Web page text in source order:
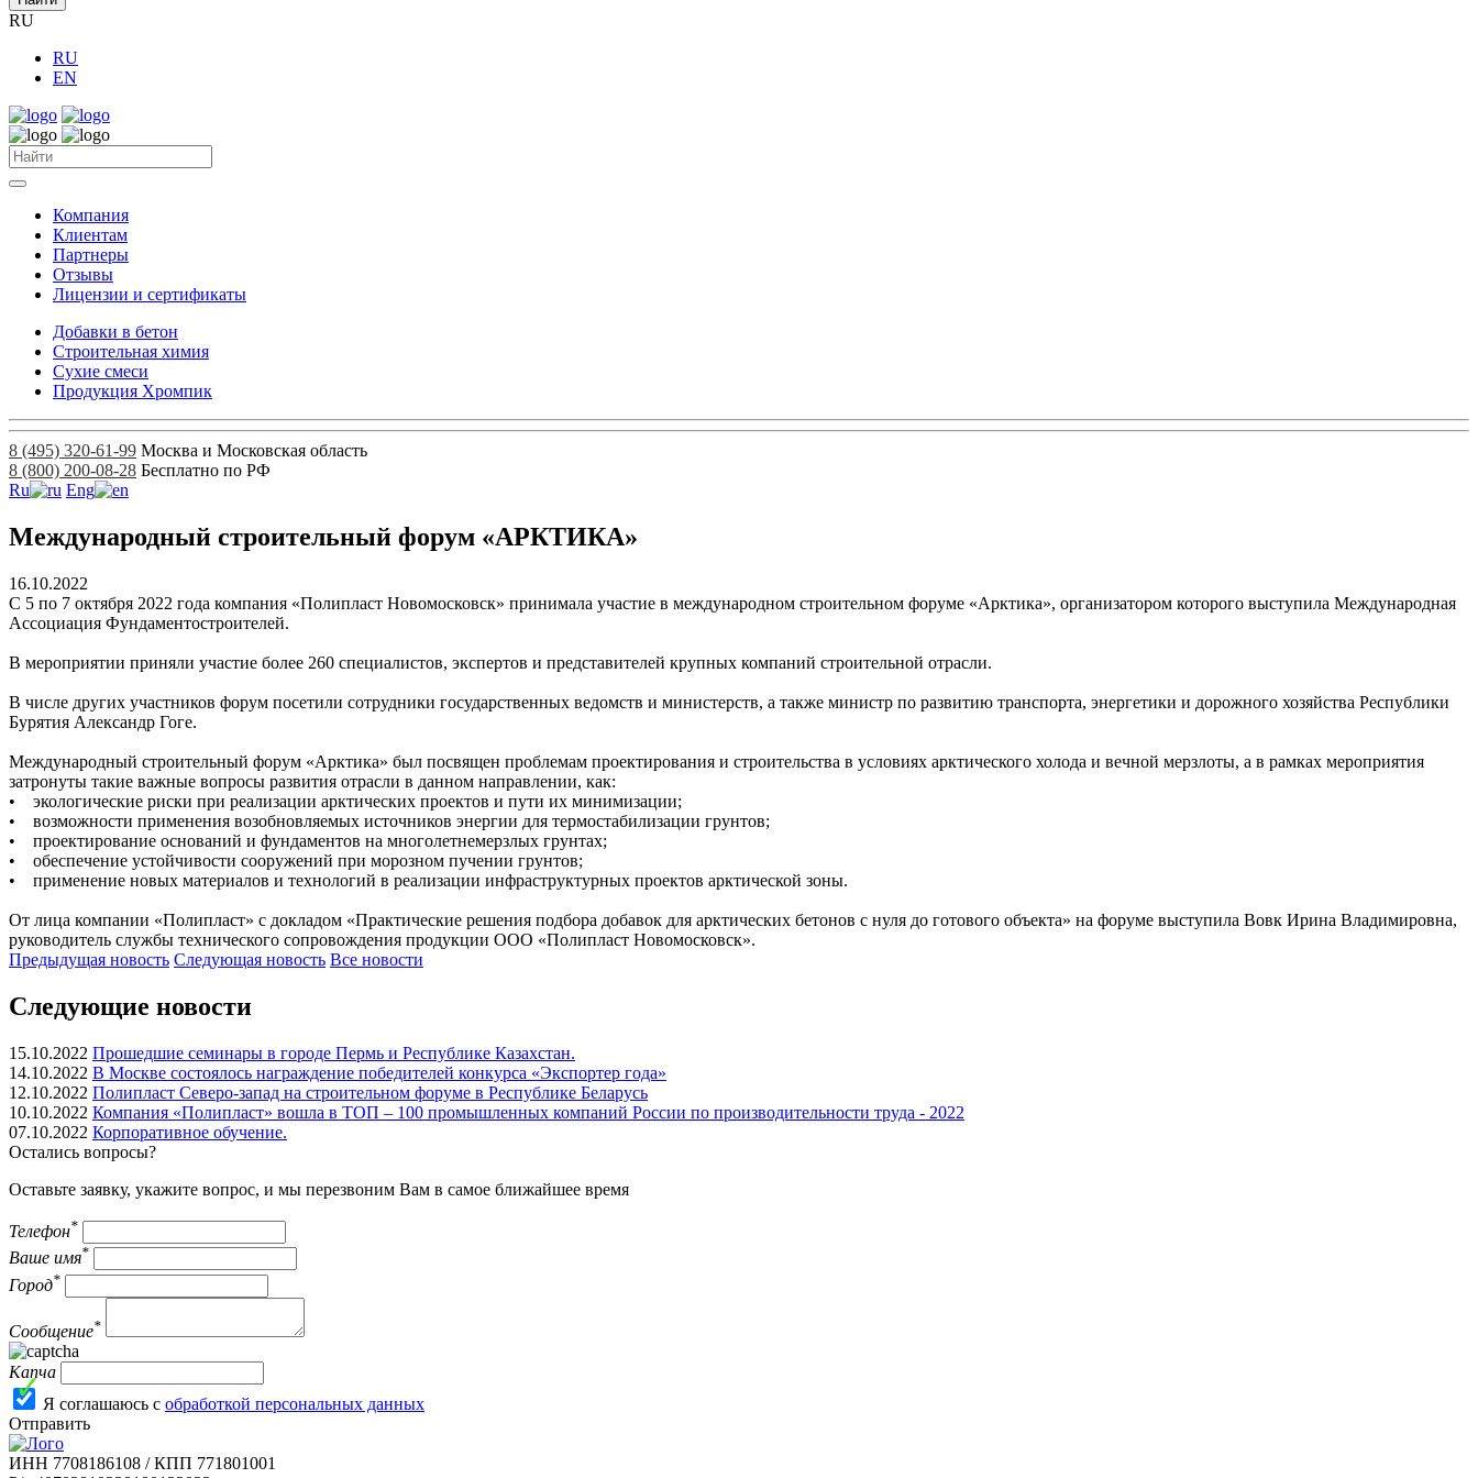
RU
RU
EN
Компания
Клиентам
Партнеры
Отзывы
Лицензии и сертификаты
Добавки в бетон
Строительная химия
Сухие смеси
Продукция Хромпик
8 (495) 320-61-99 Москва и Московская область
8 (800) 200-08-28 Бесплатно по РФ
Ru
Eng
Международный строительный форум «АРКТИКА»
16.10.2022
С 5 по 7 октября 2022 года компания «Полипласт Новомосковск» принимала участие в международном строительном форуме «Арктика», организатором которого выступила Международная
Ассоциация Фундаментостроителей.
В мероприятии приняли участие более 260 специалистов, экспертов и представителей крупных компаний строительной отрасли.
В числе других участников форум посетили сотрудники государственных ведомств и министерств, а также министр по развитию транспорта, энергетики и дорожного хозяйства Республики
Бурятия Александр Гоге.
Международный строительный форум «Арктика» был посвящен проблемам проектирования и строительства в условиях арктического холода и вечной мерзлоты, а в рамках мероприятия
затронуты такие важные вопросы развития отрасли в данном направлении, как:
• экологические риски при реализации арктических проектов и пути их минимизации;
• возможности применения возобновляемых источников энергии для термостабилизации грунтов;
• проектирование оснований и фундаментов на многолетнемерзлых грунтах;
• обеспечение устойчивости сооружений при морозном пучении грунтов;
• применение новых материалов и технологий в реализации инфраструктурных проектов арктической зоны.
От лица компании «Полипласт» с докладом «Практические решения подбора добавок для арктических бетонов с нуля до готового объекта» на форуме выступила Вовк Ирина Владимировна,
руководитель службы технического сопровождения продукции ООО «Полипласт Новомосковск».
Предыдущая новость Следующая новость Все новости
Следующие новости
15.10.2022 Прошедшие семинары в городе Пермь и Республике Казахстан.
14.10.2022 В Москве состоялось награждение победителей конкурса «Экспортер года»
12.10.2022 Полипласт Северо-запад на строительном форуме в Республике Беларусь
10.10.2022 Компания «Полипласт» вошла в ТОП – 100 промышленных компаний России по производительности труда - 2022
07.10.2022 Корпоративное обучение.
Остались вопросы?
Оставьте заявку, укажите вопрос, и мы перезвоним Вам в самое ближайшее время
Телефон*
Ваше имя*
Город*
Сообщение*
Капча
Я соглашаюсь с обработкой персональных данных
Отправить
ИНН 7708186108 / КПП 771801001